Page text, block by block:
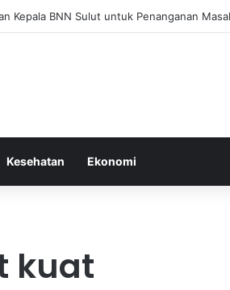
Sehat Antara Tubuh dan Makanan Sehari-
Kesehatan Ekonomi
kuat